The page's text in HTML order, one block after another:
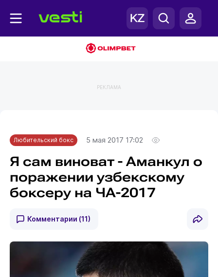
РЕКЛАМА
Любительский бокс 5 мая 2017 17:02
Я сам виноват - Аманкул о
поражении узбекскому
боксеру на ЧА-2017
Комментарии (11)